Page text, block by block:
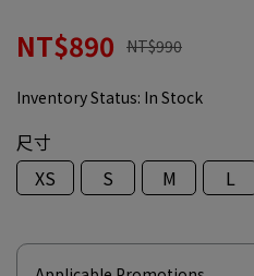
NT$890 NT$990
Inventory Status: In Stock
尺寸
XS
S M L